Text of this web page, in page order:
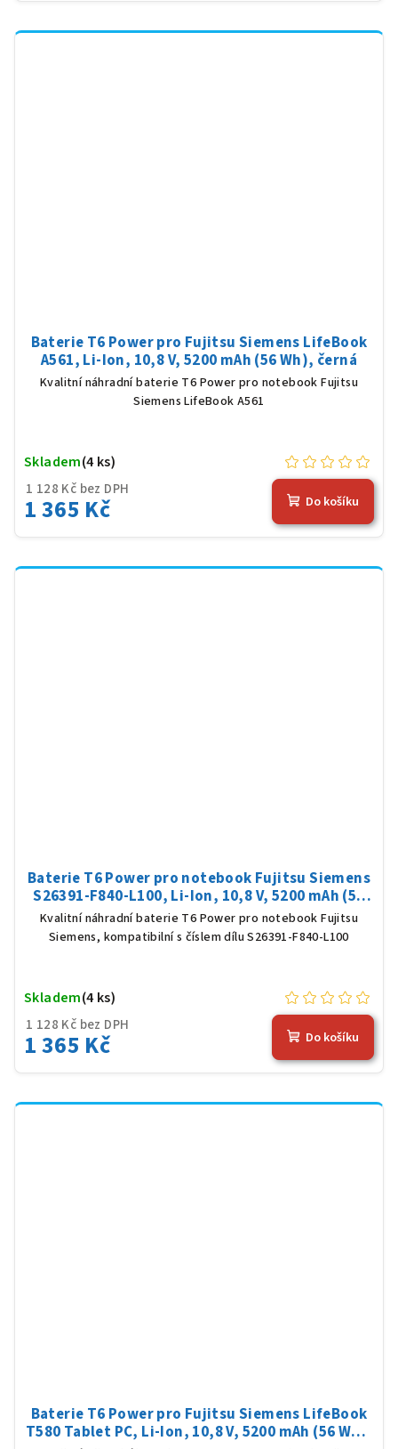
Baterie T6 Power pro Fujitsu Siemens LifeBook
A561, Li-Ion, 10,8 V, 5200 mAh (56 Wh), černá
Kvalitní náhradní baterie T6 Power pro notebook Fujitsu
Siemens LifeBook A561
1 128 Kč bez DPH
1 365 Kč
Skladem(4 ks)
Do košíku
Baterie T6 Power pro notebook Fujitsu Siemens
S26391-F840-L100, Li-Ion, 10,8 V, 5200 mAh (56
Wh), černá
Kvalitní náhradní baterie T6 Power pro notebook Fujitsu
Siemens, kompatibilní s číslem dílu S26391-F840-L100
1 128 Kč bez DPH
1 365 Kč
Skladem(4 ks)
Do košíku
Baterie T6 Power pro Fujitsu Siemens LifeBook
T580 Tablet PC, Li-Ion, 10,8 V, 5200 mAh (56 Wh),